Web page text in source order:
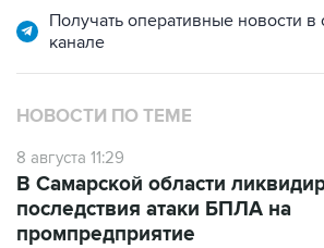
Получать оперативные новости
канале
НОВОСТИ ПО ТЕМЕ
8 августа 11:29
В Самарской области
последствия атаки БПЛА на
промпредприятие